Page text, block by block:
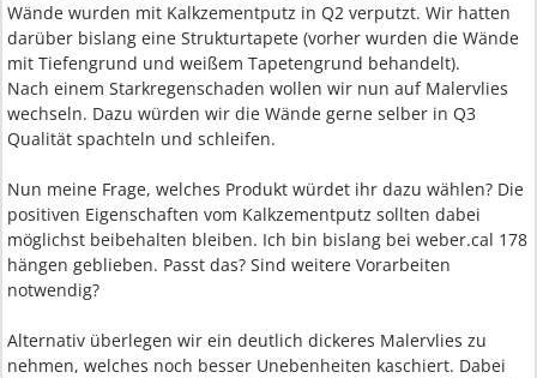
Wände wurden mit Kalkzementputz in Q2 verputzt. Wir hatten
darüber bislang eine Strukturtapete (vorher wurden die Wände
mit Tiefengrund und weißem Tapetengrund behandelt).
Nach einem Starkregenschaden wollen wir nun auf Malervlies
wechseln. Dazu würden wir die Wände gerne selber in Q3
Qualität spachteln und schleifen.
Nun meine Frage, welches Produkt würdet ihr dazu wählen? Die
positiven Eigenschaften vom Kalkzementputz sollten dabei
möglichst beibehalten bleiben. Ich bin bislang bei weber.cal 178
hängen geblieben. Passt das? Sind weitere Vorarbeiten
notwendig?
Alternativ überlegen wir ein deutlich dickeres Malervlies zu
nehmen, welches noch besser Unebenheiten kaschiert. Dabei